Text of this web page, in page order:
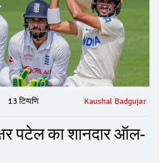
13 टिप्पणि Kaushal Badgujar
पटेल का शानदार ऑल-